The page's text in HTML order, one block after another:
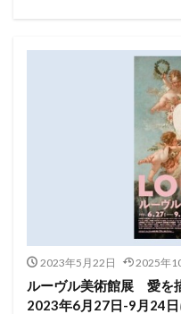
2023年5月22日 2025年
ルーヴル美術館展 愛を
2023年6月27日-9月24